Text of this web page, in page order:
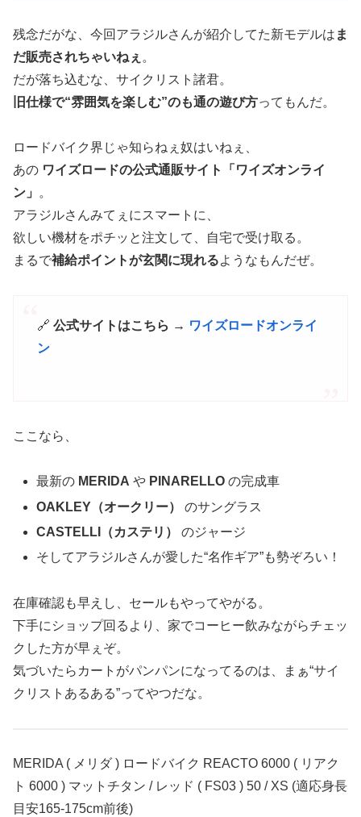
残念だがな、今回アラジルさんが紹介してた新モデルは ま
だ販売されちゃいねぇ 。
だが落ち込むな、サイクリスト諸君。
旧仕様で“雰囲気を楽しむ”のも通の遊び方ってもんだ。
ロードバイク界じゃ知らねぇ奴はいねぇ、
あの ワイズロードの公式通販サイト「ワイズオンライ
ン」 。
アラジルさんみてぇにスマートに、
欲しい機材をポチッと注文して、自宅で受け取る。
まるで補給ポイントが玄関に現れるようなもんだぜ。
🔗 公式サイトはこちら → ワイズロードオンライ
ン
ここなら、
最新の MERIDA や PINARELLO の完成車
OAKLEY（オークリー）
のサングラス
CASTELLI（カステリ）
のジャージ
そしてアラジルさんが愛した“名作ギア”も勢ぞろい！
在庫確認も早えし、セールもやってやがる。
下手にショップ回るより、家でコーヒー飲みながらチェッ
クした方が早ぇぞ。
気づいたらカートがパンパンになってるのは、まぁ“サイ
クリストあるある”ってやつだな。
MERIDA ( メリダ ) ロードバイク REACTO 6000 ( リアク
ト 6000 ) マットチタン / レッド ( FS03 ) 50 / XS (適応身長
目安165-175cm前後)